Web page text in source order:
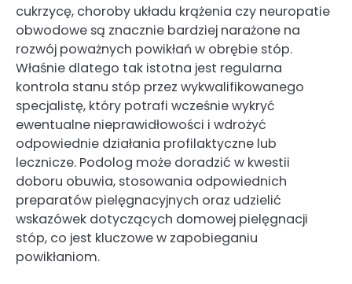
cukrzycę, choroby układu krążenia czy neuropatie
obwodowe są znacznie bardziej narażone na
rozwój poważnych powikłań w obrębie stóp.
Właśnie dlatego tak istotna jest regularna
kontrola stanu stóp przez wykwalifikowanego
specjalistę, który potrafi wcześnie wykryć
ewentualne nieprawidłowości i wdrożyć
odpowiednie działania profilaktyczne lub
lecznicze. Podolog może doradzić w kwestii
doboru obuwia, stosowania odpowiednich
preparatów pielęgnacyjnych oraz udzielić
wskazówek dotyczących domowej pielęgnacji
stóp, co jest kluczowe w zapobieganiu
powikłaniom.